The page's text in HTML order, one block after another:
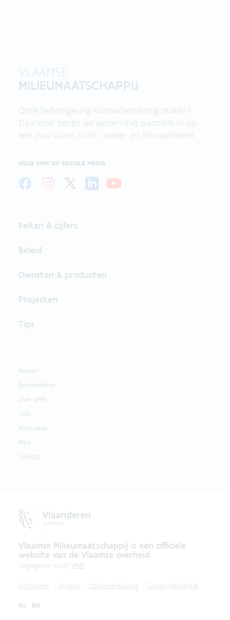
VLAAMSE
MILIEUMAATSCHAPPIJ
Onze leefomgeving klimaatbestendig maken?
Daarvoor zetten we samen met partners in op
een duurzaam lucht-, water- en klimaatbeleid.
VOLG VMM OP SOCIALE MEDIA
Feiten & cijfers
Beleid
Diensten & producten
Projecten
Tips
Nieuws
Evenementen
Over VMM
Jobs
Publicaties
Pers
Contact
Vlaamse Milieumaatschappij is een officiële
website van de Vlaamse overheid
uitgegeven door VMM
Disclaimer Privacy Cookieverklaring Toegankelijkheid
NL EN